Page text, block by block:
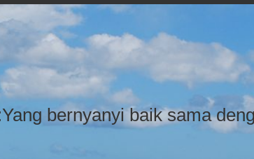
Skip to content
Skip to
Skip to
Skip to
Skip to CUSTOM_HTML-7
Skip to
Skip to CUSTOM_HTML-3
Skip to CATEGORIES-4
Skip to TAG_CLOUD-9
bernyanyi baik sama